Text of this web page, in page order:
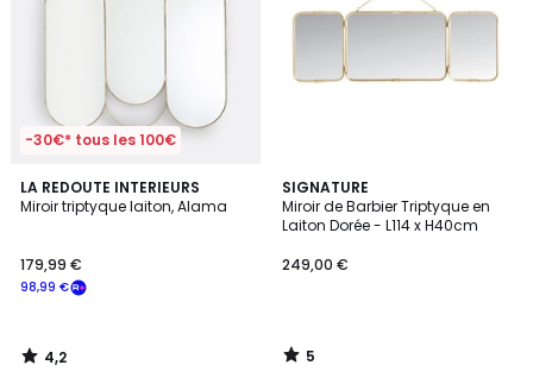
-30€* tous les 100€
LA REDOUTE INTERIEURS
Miroir triptyque laiton, Alama
€
souscrivez
notre
programme
98,99 €
179,99 €
4,2
/ 5
4,2
/
SIGNATURE
Miroir de Barbier Triptyque en
Laiton Dorée - L114 x H40cm
249,00 €
5
/
5
5
/